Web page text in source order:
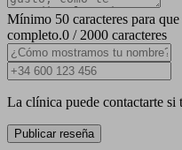
Mínimo 50 caracteres para
completo.0 / 2000 caracteres
La clínica puede contactarte si
Publicar reseña